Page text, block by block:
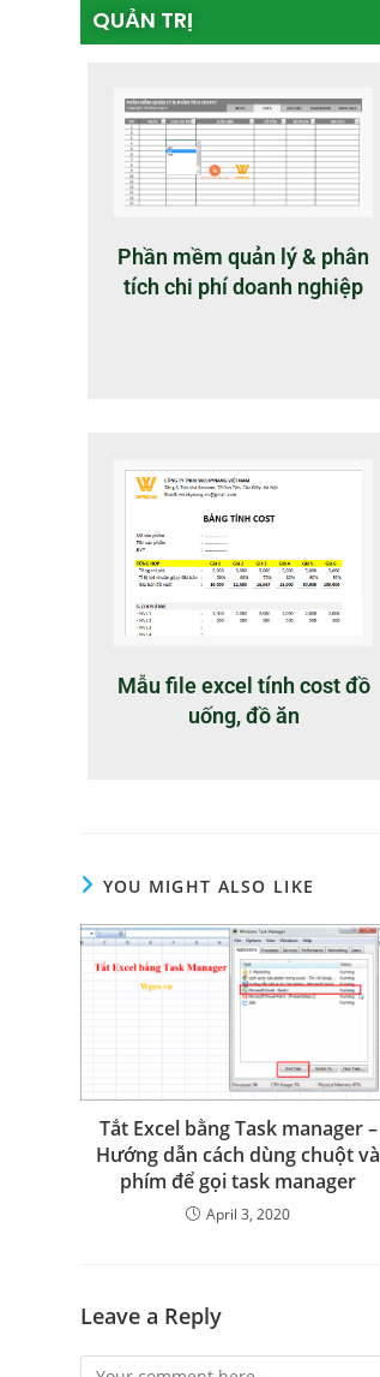
QUẢN TRỊ
Phần mềm quản lý & phân
tích chi phí doanh nghiệp
Mẫu file excel tính cost đồ
uống, đồ ăn
YOU MIGHT ALSO LIKE
Tắt Excel bằng Task manager –
Hướng dẫn cách dùng chuột và
phím để gọi task manager
April 3, 2020
Leave a Reply